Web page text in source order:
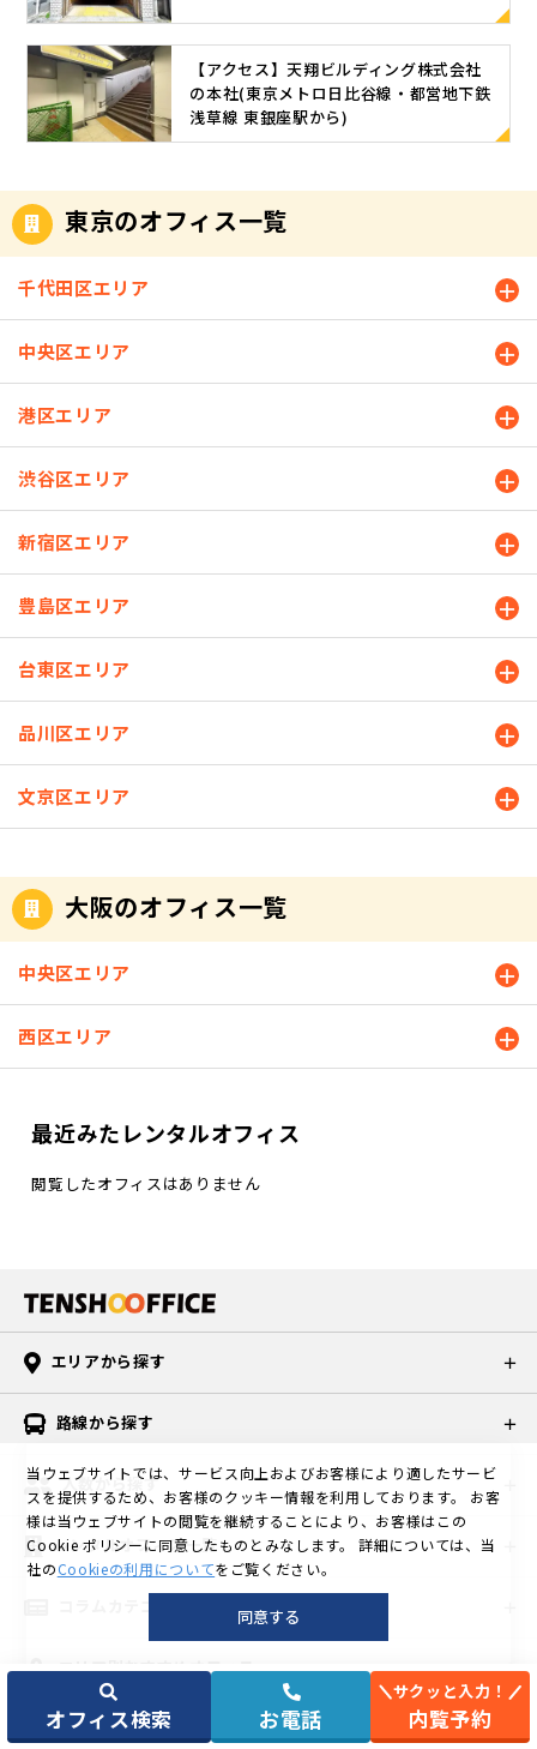
オフィス検索 お電話
サクッと入力！
内覧予約
【アクセス】天翔ビルディング株式会社
の本社(東京メトロ日比谷線・都営地下鉄
浅草線 東銀座駅から)
東京のオフィス一覧
千代田区エリア
中央区エリア
港区エリア
渋谷区エリア
新宿区エリア
豊島区エリア
台東区エリア
品川区エリア
文京区エリア
大阪のオフィス一覧
中央区エリア
西区エリア
最近みたレンタルオフィス
閲覧したオフィスはありません
エリアから探す
路線から探す
人数から探す
レンタルオフィス一覧
エリア別おすすめオフィス
©東京の格安個室レンタルオフィスなら天翔オフィス
当ウェブサイトでは、サービス向上およびお客様により適したサービ
スを提供するため、お客様のクッキー情報を利用しております。
お客
様は当ウェブサイトの閲覧を継続することにより、お客様はこの
Cookie ポリシーに同意したものとみなします。
詳細については、当
社のCookieの利用についてをご覧ください。
同意する